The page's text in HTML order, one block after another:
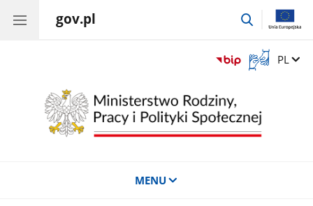
gov.pl
przejdź
Otwórz
okno
języka
migowego
Zmień
PL
MENU